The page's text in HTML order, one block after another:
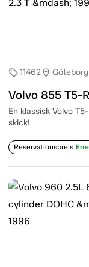
sell11462location_on Göteborg
Volvo 855 T5-
En klassisk Volvo
skick!
Reservationspreis